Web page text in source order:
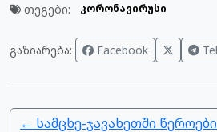
თეგები: კორონავირუსი
გაზიარება: Facebook
← სამცხე-ჯავახეთში